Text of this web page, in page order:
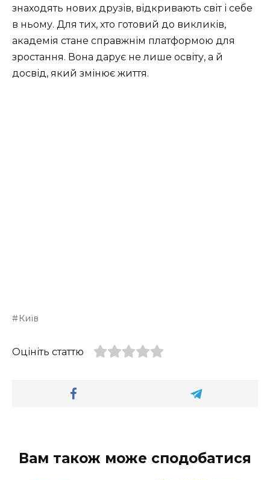
знаходять нових друзів, відкривають світ і себе
в ньому. Для тих, хто готовий до викликів,
академія стане справжнім платформою для
зростання. Вона дарує не лише освіту, а й
досвід, який змінює життя.
Київ
Оцініть статтю
Вам також може сподобатися